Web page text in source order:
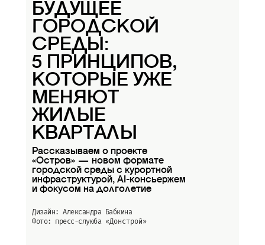
БУДУЩЕЕ
ГОРОДСКОЙ
СРЕДЫ:
5 ПРИНЦИПОВ,
КОТОРЫЕ УЖЕ
МЕНЯЮТ
ЖИЛЫЕ
КВАРТАЛЫ
Рассказываем о проекте
«Остров» — новом формате
городской среды с курортной
инфраструктурой, AI-консьержем
и фокусом на долголетие
Дизайн: Александра Бабкина
Фото: пресс-слуюба «Донстрой»